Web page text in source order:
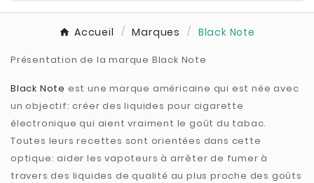
Accueil Marques Black Note
Présentation de la marque Black Note
Black Note est une marque américaine qui est née avec
un objectif: créer des liquides pour cigarette
électronique qui aient vraiment le goût du tabac.
Toutes leurs recettes sont orientées dans cette
optique: aider les vapoteurs à arrêter de fumer à
travers des liquides de qualité au plus proche des goûts